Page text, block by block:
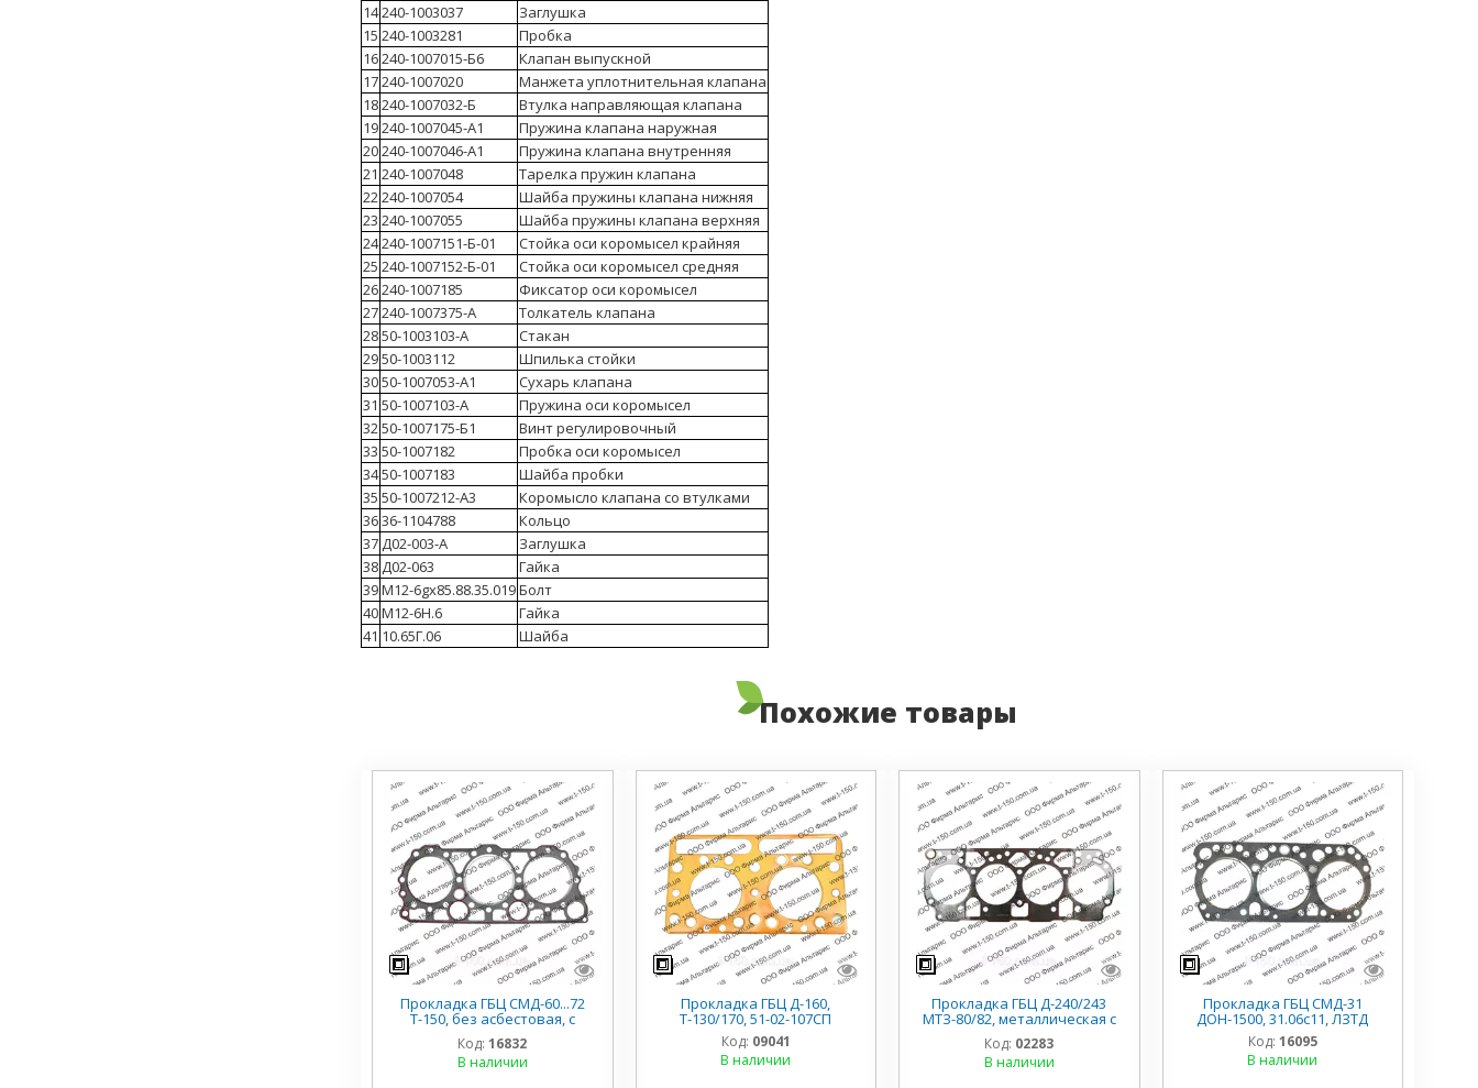
14240-1003037
Заглушка
15 240-1003281
Пробка
16240-1007015-Б6
Клапан выпускной
17240-1007020
Манжета уплотнительная клапана
18240-1007032-Б
Втулка направляющая клапана
19240-1007045-А1
Пружина клапана наружная
20240-1007046-А1
Пружина клапана внутренняя
21 240-1007048
Тарелка пружин клапана
22240-1007054
Шайба пружины клапана нижняя
23 240-1007055
Шайба пружины клапана верхняя
24240-1007151-Б-01
Стойка оси коромысел крайняя
25 240-1007152-Б-01
Стойка оси коромысел средняя
26240-1007185
Фиксатор оси коромысел
27240-1007375-А
Толкатель клапана
2850-1003103-А
Стакан
2950-1003112
Шпилька стойки
3050-1007053-А1
Сухарь клапана
31 50-1007103-А
Пружина оси коромысел
3250-1007175-Б1
Винт регулировочный
33 50-1007182
Пробка оси коромысел
3450-1007183
Шайба пробки
35 50-1007212-А3
Коромысло клапана со втулками
3636-1104788
Кольцо
37Д02-003-А
Заглушка
38Д02-063
Гайка
39М12-6gх85.88.35.019Болт
40М12-6Н.6
Гайка
41 10.65Г.06 Шайба
Похожие товары
Прокладка ГБЦ СМД-60...72
Т-150, без асбестовая, с
герметиком, 60-06008-30
Код: 16832
В наличии
Прокладка ГБЦ Д-160,
Т-130/170, 51-02-107СП
Код: 09041
В наличии
Прокладка ГБЦ Д-240/243
МТЗ-80/82, металлическая с
герметиком, 50-1003070-02-03
Код: 02283
В наличии
Прокладка ГБЦ СМД-31
ДОН-1500, 31.06с11, ЛЗТД
Код: 16095
В наличии